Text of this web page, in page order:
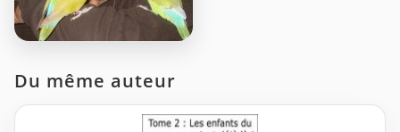
Du même auteur